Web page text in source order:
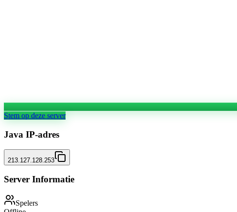
Stem op deze server
Java IP-adres
213.127.128.253
Server Informatie
Spelers